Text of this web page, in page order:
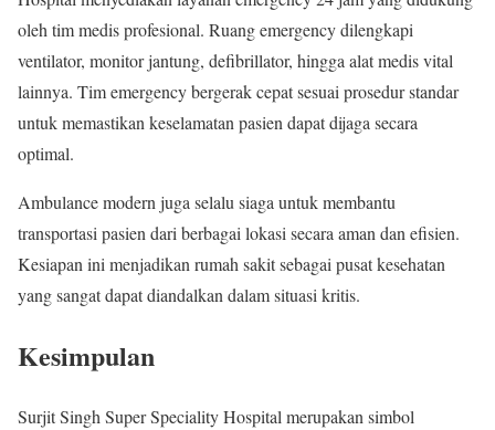
oleh tim medis profesional. Ruang emergency dilengkapi
ventilator, monitor jantung, defibrillator, hingga alat medis vital
lainnya. Tim emergency bergerak cepat sesuai prosedur standar
untuk memastikan keselamatan pasien dapat dijaga secara
optimal.
Ambulance modern juga selalu siaga untuk membantu
transportasi pasien dari berbagai lokasi secara aman dan efisien.
Kesiapan ini menjadikan rumah sakit sebagai pusat kesehatan
yang sangat dapat diandalkan dalam situasi kritis.
Kesimpulan
Surjit Singh Super Speciality Hospital merupakan simbol